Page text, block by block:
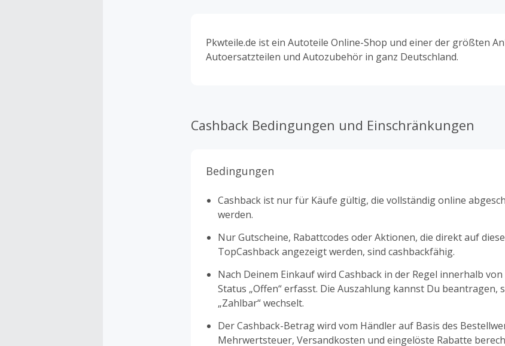
Pkwteile.de ist ein Autoteile Online-Shop und einer der größten
Autoersatzteilen und Autozubehör in ganz Deutschland.
Cashback Bedingungen und Einschränkungen
Bedingungen
Cashback ist nur für Käufe gültig, die vollständig online
werden.
Nur Gutscheine, Rabattcodes oder Aktionen, die direkt auf
TopCashback angezeigt werden, sind cashbackfähig.
Nach Deinem Einkauf wird Cashback in der Regel innerhalb
Status „Offen“ erfasst. Die Auszahlung kannst Du beantragen,
„Zahlbar“ wechselt.
Der Cashback-Betrag wird vom Händler auf Basis des
Mehrwertsteuer, Versandkosten und eingelöste Rabatte